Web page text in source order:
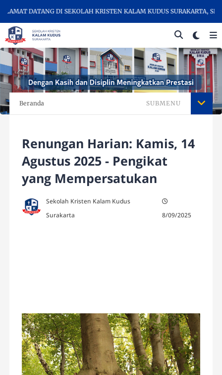
DATANG DI SEKOLAH KRISTEN KALAM KUDUS SURAKARTA,
Beranda SUBMENU
Renungan Harian: Kamis, 14
Agustus 2025 - Pengikat
yang Mempersatukan
Sekolah Kristen Kalam Kudus
Surakarta
8/09/2025